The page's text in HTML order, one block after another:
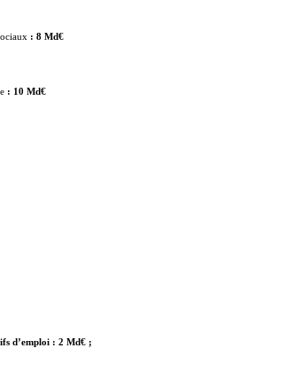
: 8 Md€
: 10 Md€
d’emploi : 2 Md€ ;